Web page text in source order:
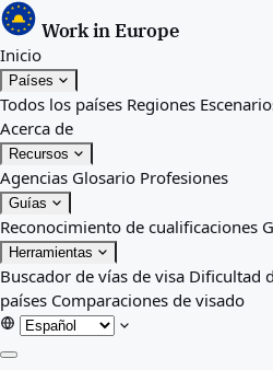
Work in Europe
Inicio
Países
Todos los países Regiones
Acerca de
Recursos
Agencias Glosario Profesiones
Guías
Reconocimiento de cualificaciones
Herramientas
Buscador de vías de visa Dificultad
países Comparaciones de visado